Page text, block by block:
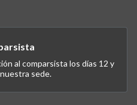
al comparsista los días 12 y
sede.